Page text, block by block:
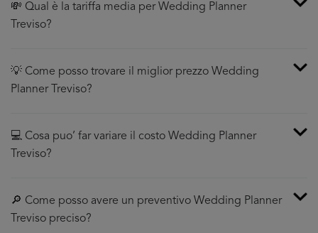
💸 Qual è la tariffa media per Wedding Planner
Treviso?
💡 Come posso trovare il miglior prezzo Wedding
Planner Treviso?
💻 Cosa puo’ far variare il costo Wedding Planner
Treviso?
🔎 Come posso avere un preventivo Wedding Planner
Treviso preciso?